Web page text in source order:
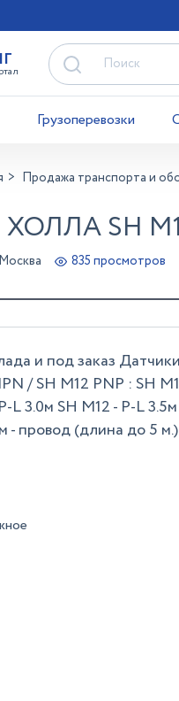
Грузоперевозки
Продажа транспорта и
SH
Москва 835 просмотров
и под заказ
/ SH M12 PNP : SH
L 3.0м SH M12 - P-L
- провод (длина до 5 м.)